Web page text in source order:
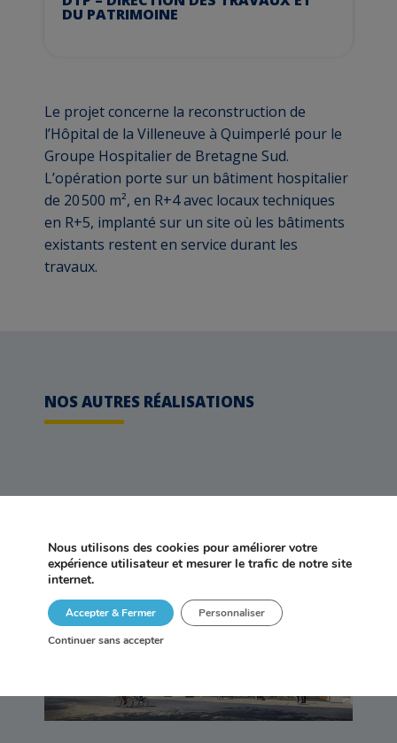
DU PATRIMOINE
Le projet concerne la reconstruction de
l’Hôpital de la Villeneuve à Quimperlé pour le
Groupe Hospitalier de Bretagne Sud.
L’opération porte sur un bâtiment hospitalier
de 20 500 m², en R+4 avec locaux techniques
en R+5, implanté sur un site où les bâtiments
existants restent en service durant les
travaux.
NOS AUTRES RÉALISATIONS
AN AVEL – TRÉGASTEL
Nous utilisons des cookies pour améliorer votre
expérience utilisateur et mesurer le trafic de notre site
internet.
Accepter & Fermer
Continuer sans accepter
Personnaliser